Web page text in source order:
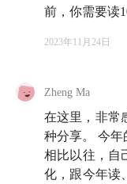
《不原谅也没关
众》《我们为什
🌐 知行小酒馆
我们的视频
课》视频正式上
赚钱，让你明
前，你需要读
2023年11月24日
Zheng Ma
在这里，非常
种分享。 今年
相比以往，自
化，跟今年读